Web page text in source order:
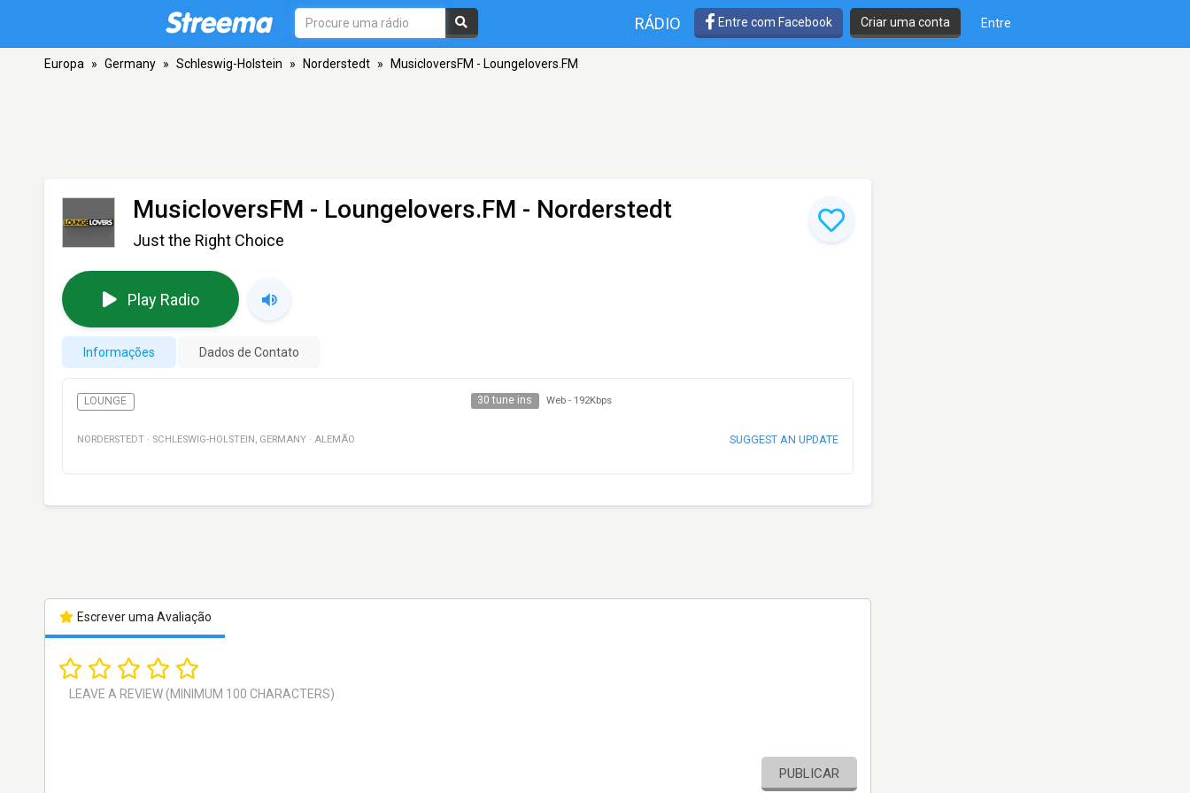
RÁDIO Entre com Facebook Criar uma conta Entre
Europa » Germany » Schleswig-Holstein » Norderstedt » MusicloversFM - Loungelovers.FM
MusicloversFM - Loungelovers.FM - Norderstedt
Just the Right Choice
Play Radio
Informações Dados de Contato
LOUNGE 30 tune ins Web - 192Kbps
NORDERSTEDT · SCHLESWIG-HOLSTEIN , GERMANY · ALEMÃO SUGGEST AN UPDATE
Escrever uma Avaliação
PUBLICAR